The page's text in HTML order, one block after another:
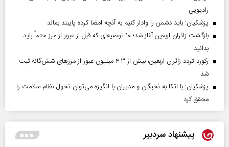
رادیویی
پزشکیان: باید دشمن را وادار کنیم به آنچه امضا کرده پایبند بماند
بازگشت زائران اربعین آغاز شد؛ ۱۰ توصیه‌ای که قبل از عبور از مرز حتماً باید
بدانید
رکورد تردد زائران اربعین؛ بیش از ۴.۳ میلیون عبور از مرزهای شش‌گانه ثبت
شد
پزشکیان: با اتکا به نخبگان و مدیران با انگیزه می‌توان تحول نظام سلامت را
محقق کرد
پیشنهاد سردبیر